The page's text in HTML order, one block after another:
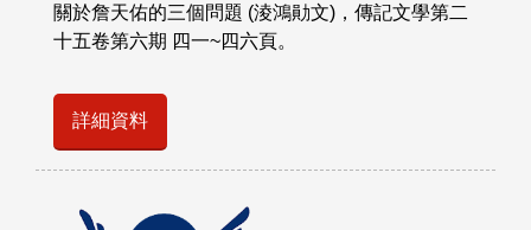
關於詹天佑的三個問題 (淩鴻勛文)，傳記文學第二
十五卷第六期 四一~四六頁。
詳細資料